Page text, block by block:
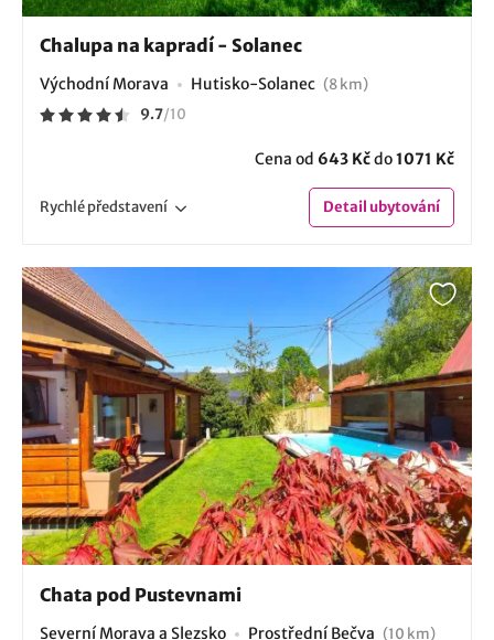
Chalupa na kapradí - Solanec
Východní Morava Hutisko-Solanec (8 km)
9.7/10
Cena od 643 Kčdo1071 Kč
Rychlépředstavení Detailubytování
Chata pod Pustevnami
Severní Morava a Slezsko Prostřední Bečva (10 km)